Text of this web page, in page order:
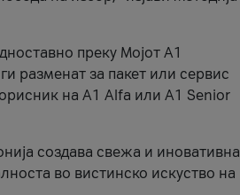
преку Мојот А1
разменат за пакет или сервис
на А1 Alfa или A1 Senior
создава свежа и иновативна
во вистинско искуство на